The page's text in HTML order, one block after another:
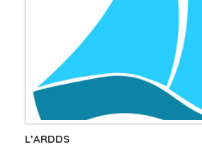
L’ARDDS